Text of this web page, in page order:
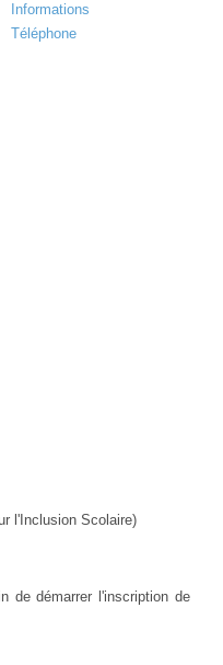
Informations
Téléphone
l'Inclusion Scolaire)
de démarrer l'inscription de